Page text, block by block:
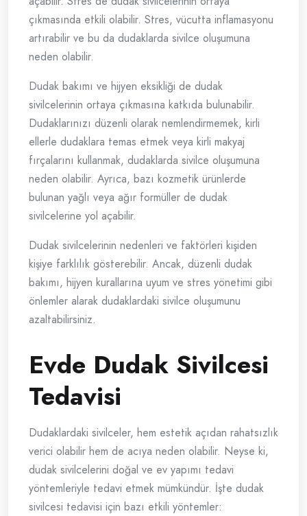
çıkmasında etkili olabilir. Stres, vücutta inflamasyonu
artırabilir ve bu da dudaklarda sivilce oluşumuna
neden olabilir.
Dudak bakımı ve hijyen eksikliği de dudak
sivilcelerinin ortaya çıkmasına katkıda bulunabilir.
Dudaklarınızı düzenli olarak nemlendirmemek, kirli
ellerle dudaklara temas etmek veya kirli makyaj
fırçalarını kullanmak, dudaklarda sivilce oluşumuna
neden olabilir. Ayrıca, bazı kozmetik ürünlerde
bulunan yağlı veya ağır formüller de dudak
sivilcelerine yol açabilir.
Dudak sivilcelerinin nedenleri ve faktörleri kişiden
kişiye farklılık gösterebilir. Ancak, düzenli dudak
bakımı, hijyen kurallarına uyum ve stres yönetimi gibi
önlemler alarak dudaklardaki sivilce oluşumunu
azaltabilirsiniz.
Evde Dudak Sivilcesi
Tedavisi
Dudaklardaki sivilceler, hem estetik açıdan rahatsızlık
verici olabilir hem de acıya neden olabilir. Neyse ki,
dudak sivilcelerini doğal ve ev yapımı tedavi
yöntemleriyle tedavi etmek mümkündür. İşte dudak
sivilcesi tedavisi için bazı etkili yöntemler: